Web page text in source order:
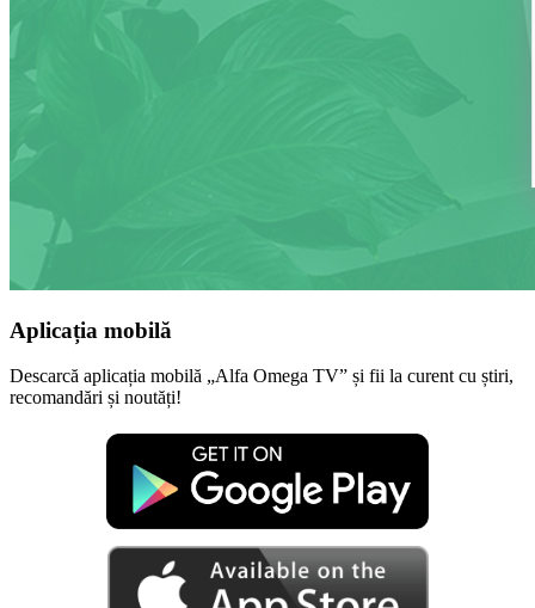
Aplicația mobilă
Descarcă aplicația mobilă „Alfa Omega TV” și fii la curent cu știri,
recomandări și noutăți!